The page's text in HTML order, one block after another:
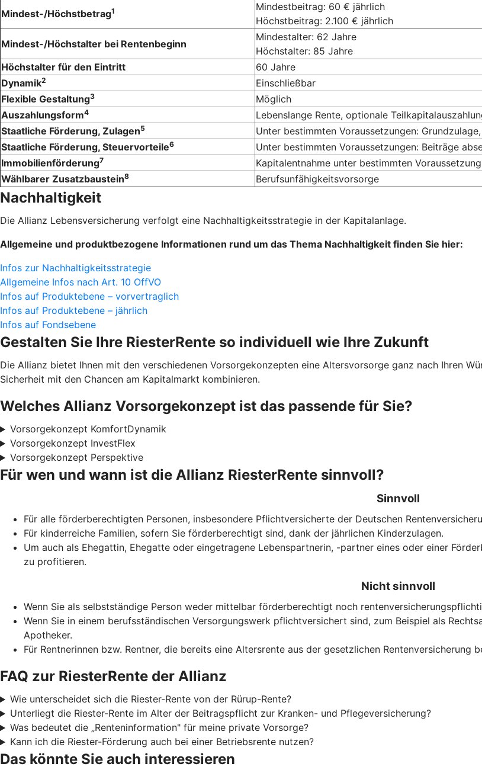
Mindest-/Höchstbetrag1
Mindestbeitrag: 60 € jährlich
Höchstbeitrag: 2.100 € jährlich
Mindest-/Höchstalter bei Rentenbeginn
Mindestalter: 62 Jahre
Höchstalter: 85 Jahre
Höchstalter für den Eintritt
60 Jahre
Dynamik2
Einschließbar
Flexible Gestaltung3
Möglich
Auszahlungsform4
Lebenslange Rente, optionale
Staatliche Förderung, Zulagen5
Unter bestimmten Voraussetzungen:
Staatliche Förderung, Steuervorteile6
Unter bestimmten Voraussetzungen: Beiträge
Immobilienförderung7
Kapitalentnahme unter bestimmten
Wählbarer Zusatzbaustein8 Berufsunfähigkeitsvorsorge
Nachhaltigkeit
Die Allianz Lebensversicherung verfolgt eine Nachhaltigkeitsstrategie in der Kapitalanlage.
Allgemeine und produktbezogene Informationen rund um das Thema Nachhaltigkeit finden Sie hier:
Infos zur Nachhaltigkeitsstrategie
Allgemeine Infos nach Art. 10 OffVO
Infos auf Produktebene – vorvertraglich
Infos auf Produktebene – jährlich
Infos auf Fondsebene
Gestalten Sie Ihre RiesterRente so individuell wie Ihre Zukunft
Die Allianz bietet Ihnen mit den verschiedenen Vorsorgekonzepten eine Altersvorsorge ganz nach Ihren
Sicherheit mit den Chancen am Kapitalmarkt kombinieren.
Welches Allianz Vorsorgekonzept ist das passende für Sie?
Vorsorgekonzept KomfortDynamik
Vorsorgekonzept InvestFlex
Vorsorgekonzept Perspektive
Für wen und wann ist die Allianz RiesterRente sinnvoll?
Sinnvoll
Für alle förderberechtigten Personen, insbesondere Pflichtversicherte der Deutschen
Für kinderreiche Familien, sofern Sie förderberechtigt sind, dank der jährlichen Kinderzulagen.
Um auch als Ehegattin, Ehegatte oder eingetragene Lebenspartnerin, -partner eines oder einer
zu profitieren.
Nicht sinnvoll
Wenn Sie als selbstständige Person weder mittelbar förderberechtigt noch
Wenn Sie in einem berufsständischen Versorgungswerk pflichtversichert sind, zum Beispiel als
Apotheker.
Für Rentnerinnen bzw. Rentner, die bereits eine Altersrente aus der gesetzlichen Rentenversicherung
FAQ zur RiesterRente der Allianz
Wie unterscheidet sich die Riester-Rente von der Rürup-Rente?
Unterliegt die Riester-Rente im Alter der Beitragspflicht zur Kranken- und Pflegeversicherung?
Was bedeutet die „Renteninformation" für meine private Vorsorge?
Kann ich die Riester-Förderung auch bei einer Betriebsrente nutzen?
Das könnte Sie auch interessieren